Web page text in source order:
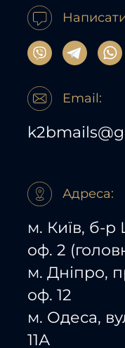
Email:
Адреса:
м. Київ, б-р
оф. 2
м. Дніпро,
оф. 12
м. Одеса,
11А